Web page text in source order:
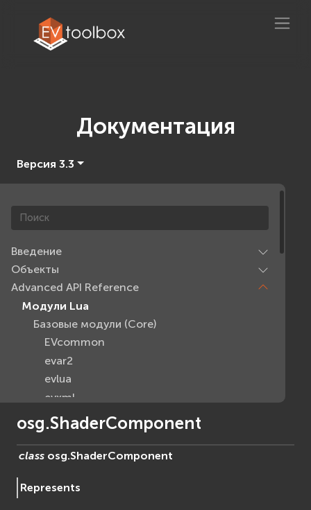
Документация
Версия 3.3
Введение
Объекты
Advanced API Reference
Модули Lua
Базовые модули (Core)
EVcommon
evar2
evlua
evxml
Граф Сцены (Scene Graph)
EVosgAV
EVosgGA
osg.ShaderComponent
class osg.ShaderComponent
Represents